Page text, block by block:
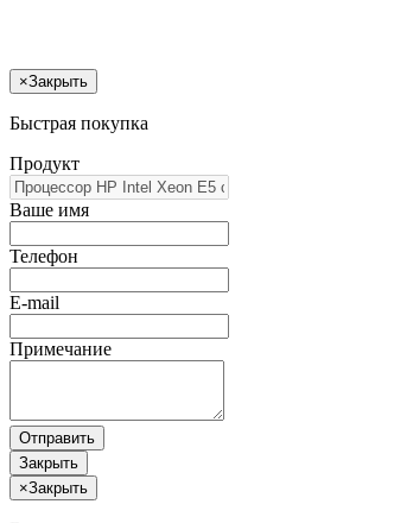
×Закрыть
Быстрая покупка
Продукт
Ваше имя
Телефон
E-mail
Примечание
Отправить
Закрыть
×Закрыть